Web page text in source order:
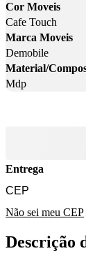
Cor Moveis
Cafe Touch
Marca Moveis
Demobile
Material/
Mdp
Entrega
Não sei meu CEP
Descrição